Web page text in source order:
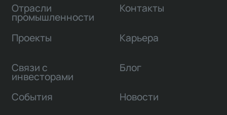
Отрасли
промышленности
Проекты
Связи с
инвесторами
Контакты
Карьера
Блог
События Новости